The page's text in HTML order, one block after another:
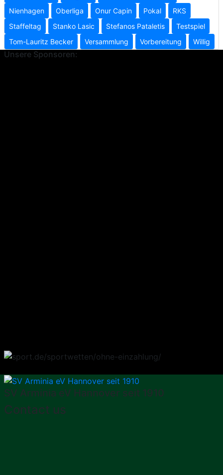
Nienhagen
Oberliga Onur Capin Pokal
RKS
Staffeltag
Stanko Lasic Stefanos Pataletis
Testspiel
Tom-Lauritz Becker
Versammlung Vorbereitung Willig
Unsere Sponsoren:
SV Arminia eV Hannover seit 1910
Contact us